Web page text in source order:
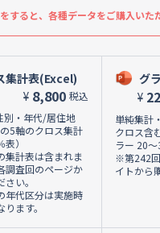
すると、各種データをご購入いた
集計表(Excel)
¥ 8,800 税込
・年代/居住地
5軸のクロス集計
）
計表は含まれま
調査回のページか
い。
年代区分は実施時
ます。
グ
¥
単純集計
クロス含
ラー 20～
※第242
イトから